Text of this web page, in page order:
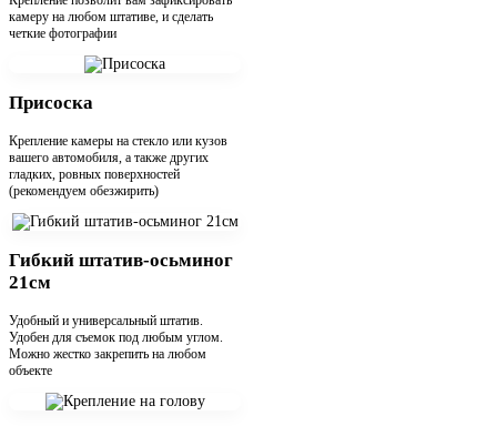
камеру на любом штативе, и сделать
четкие фотографии
Присоска
Крепление камеры на стекло или кузов
вашего автомобиля, а также других
гладких, ровных поверхностей
(рекомендуем обезжирить)
Гибкий штатив-осьминог
21см
Удобный и универсальный штатив.
Удобен для съемок под любым углом.
Можно жестко закрепить на любом
объекте